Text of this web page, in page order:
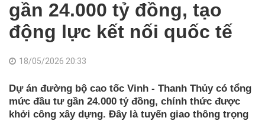
gần 24.000 tỷ đồng, tạo
động lực kết nối quốc tế
18/05/2026 20:33
Dự án đường bộ cao tốc Vinh - Thanh Thủy có tổng
mức đầu tư gần 24.000 tỷ đồng, chính thức được
khởi công xây dựng. Đây là tuyến giao thông trọng